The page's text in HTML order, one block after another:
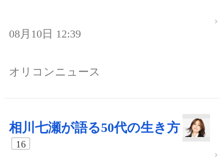
08月10日 12:39
オリコンニュース
相川七瀬が語る50代の生き方
16